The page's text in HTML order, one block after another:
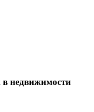
недвижимости